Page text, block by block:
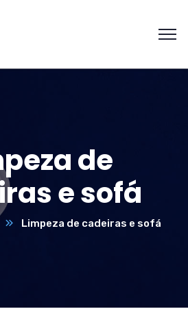
de
e sofá
Limpeza de cadeiras e sofá